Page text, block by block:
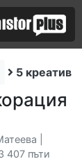
5
|
407 пъти